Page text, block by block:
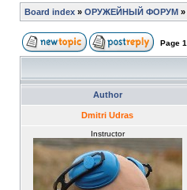
Board index » ОРУЖЕЙНЫЙ ФОРУМ »
Page 1
Author
Dmitri Udras
Instructor